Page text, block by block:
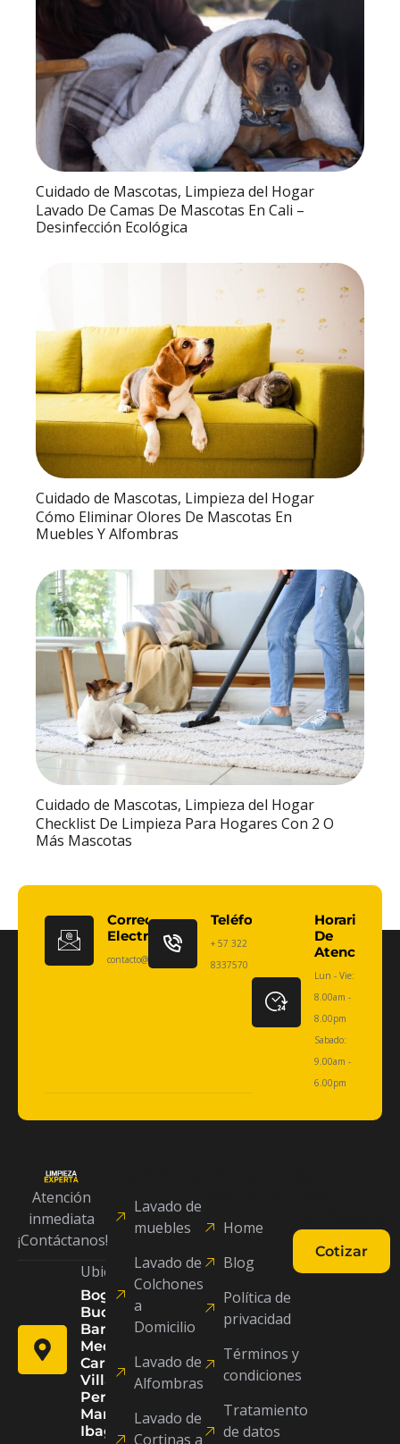
Cuidado de Mascotas, Limpieza del Hogar
Lavado De Camas De Mascotas En Cali –
Desinfección Ecológica
Cuidado de Mascotas, Limpieza del Hogar
Cómo Eliminar Olores De Mascotas En
Muebles Y Alfombras
Cuidado de Mascotas, Limpieza del Hogar
Checklist De Limpieza Para Hogares Con 2 O
Más Mascotas
Correo
Electrónico
contacto@limpiezaexperta.com
Teléfono:
+ 57 322
8337570
Horario
De
Atención
Lun - Vie:
8.00am -
8.00pm
Sabado:
9.00am -
6.00pm
Atención
inmediata
¡Contáctanos!
Ubicaciones:
Bogotá, D.C,
Bucaramanga,
Barranquilla,
Medellín, Cali,
Cartagena,
Villavicencio,
Pereira,
Manizales,
Ibagué.
Lavado de
muebles
Lavado de
Colchones
a
Domicilio
Lavado de
Alfombras
Lavado de
Cortinas a
Home
Blog
Política de
privacidad
Términos y
condiciones
Tratamiento
de datos
Cotizar